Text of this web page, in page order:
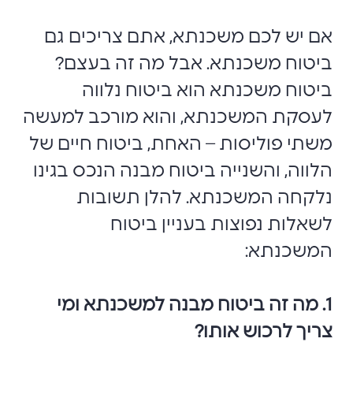
אם יש לכם משכנתא, אתם צריכים גם
ביטוח משכנתא. אבל מה זה בעצם?
ביטוח משכנתא הוא ביטוח נלווה
לעסקת המשכנתא, והוא מורכב למעשה
משתי פוליסות – האחת, ביטוח חיים של
הלווה, והשנייה ביטוח מבנה הנכס בגינו
נלקחה המשכנתא. להלן תשובות
לשאלות נפוצות בעניין ביטוח
המשכנתא:
1. מה זה ביטוח מבנה למשכנתא ומי
צריך לרכוש אותו?